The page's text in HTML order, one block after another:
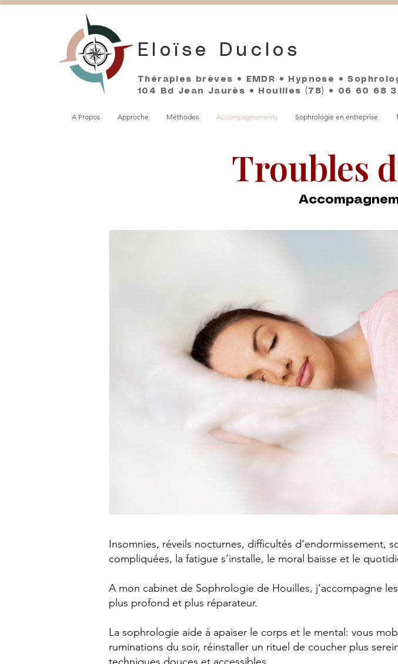
Eloïse Duclos
Thérapies brèves • EMDR • Hypnose •
104 Bd Jean Jaurès • Houilles (78)​ • 06 60 68
A Propos Approche Méthodes Accompagnements Sophrologie en entreprise
Troubles
Insomnies, réveils nocturnes, difficultés
compliquées, la fatigue s’installe, le moral baisse et le
A mon cabinet de Sophrologie de Houilles, j’accompagne
plus profond et plus réparateur.
La sophrologie aide à apaiser le corps et le mental: vous
ruminations du soir, réinstaller un rituel de coucher plus